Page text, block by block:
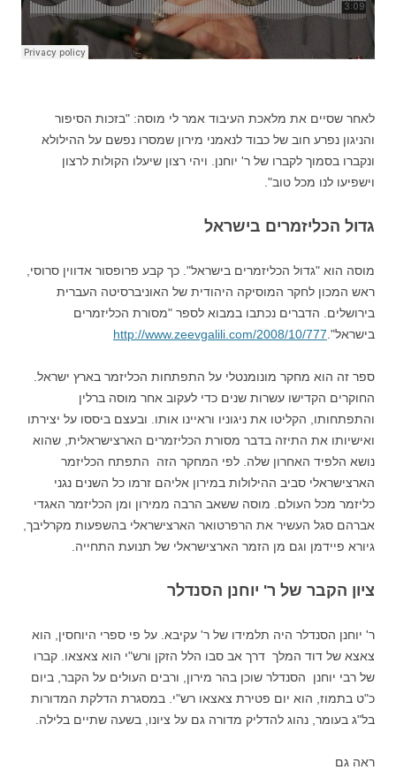
לאחר שסיים את מלאכת העיבוד אמר לי מוסה: "בזכות הסיפור
והניגון נפרע חוב של כבוד לנאמני מירון שמסרו נפשם על ההילולא
ונקברו בסמוך לקברו של ר' יוחנן. ויהי רצון שיעלו הקולות לרצון
וישפיעו לנו מכל טוב".
גדול הכליזמרים בישראל
מוסה הוא "גדול הכליזמרים בישראל". כך קבע פרופסור אדווין סרוסי,
ראש המכון לחקר המוסיקה היהודית של האוניברסיטה העברית
בירושלים. הדברים נכתבו במבוא לספר "מסורת הכליזמרים
בישראל". http://www.zeevgalili.com/2008/10/777
ספר זה הוא מחקר מונומנטלי על התפתחות הכליזמר בארץ ישראל.
החוקרים הקדישו עשרות שנים כדי לעקוב אחר מוסה ברלין
והתפתחותו, הקליטו את ניגוניו וראיינו אותו. ובעצם ביססו על יצירתו
ואישיותו את התיזה בדבר מסורת הכליזמרים הארצישראלית, שהוא
נושא הלפיד האחרון שלה. לפי המחקר הזה התפתח הכליזמר
הארצישראלי סביב ההילולות במירון אליהם זרמו כל השנים נגני
כליזמר מכל העולם. מוסה ששאב הרבה ממירון ומן הכליזמר האגדי
אברהם סגל העשיר את הרפרטואר הארצישראלי בהשפעות מקרליבך,
גיורא פיידמן וגם מן הזמר הארצישראלי של תנועת התחייה.
ציון הקבר של ר' יוחנן הסנדלר
ר' יוחנן הסנדלר היה תלמידו של ר' עקיבא. על פי ספרי היוחסין, הוא
צאצא של דוד המלך דרך אב סבו הלל הזקן ורש"י הוא צאצאו. קברו
של רבי יוחנן הסנדלר שוכן בהר מירון, ורבים העולים על הקבר, ביום
כ"ט בתמוז, הוא יום פטירת צאצאו רש"י. במסגרת הדלקת המדורות
בל"ג בעומר, נהוג להדליק מדורה גם על ציונו, בשעה שתיים בלילה.
ראה גם